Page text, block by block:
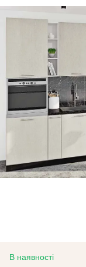
В наявності